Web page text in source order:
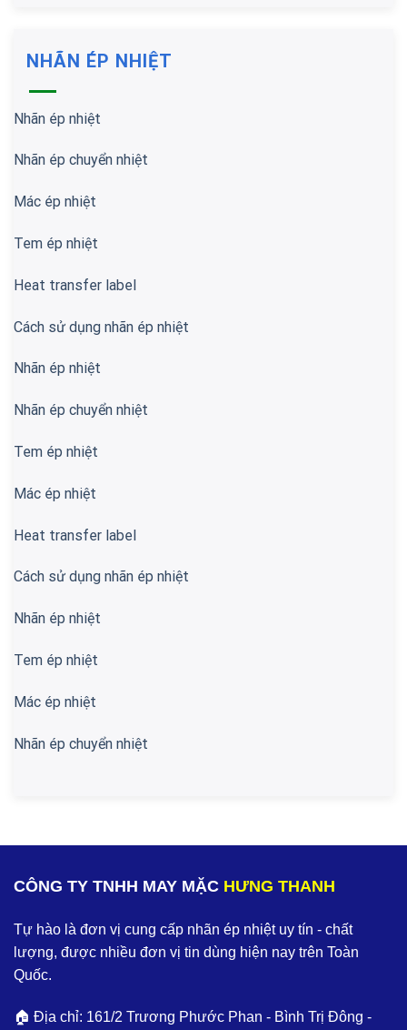
NHÃN ÉP NHIỆT
Nhãn ép nhiệt
Nhãn ép chuyển nhiệt
Mác ép nhiệt
Tem ép nhiệt
Heat transfer label
Cách sử dụng nhãn ép nhiệt
Nhãn ép nhiệt
Nhãn ép chuyển nhiệt
Tem ép nhiệt
Mác ép nhiệt
Heat transfer label
Cách sử dụng nhãn ép nhiệt
Nhãn ép nhiệt
Tem ép nhiệt
Mác ép nhiệt
Nhãn ép chuyển nhiệt
CÔNG TY TNHH MAY MẶC HƯNG THANH
Tự hào là đơn vị cung cấp nhãn ép nhiệt uy tín - chất
lượng, được nhiều đơn vị tin dùng hiện nay trên Toàn
Quốc.
🏠 Địa chỉ: 161/2 Trương Phước Phan - Bình Trị Đông -